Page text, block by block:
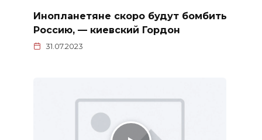
Инопланетяне скоро будут бомбить
Россию, — киевский Гордон
31.07.2023